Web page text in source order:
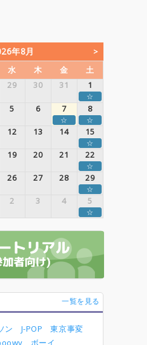
年8月
水 木 金
土
29 30 31 1
☆
5 6 7 8
☆ ☆
12 13 14 15
☆
19 20 21 22
☆
26 27 28 29
☆
2 3 4 5
☆
一覧を見る
ン J-POP
東京事変
ボーイ